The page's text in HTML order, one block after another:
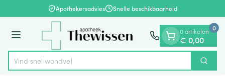
Ga naar de inhoudApothekersadvies Snelle beschikbaarheid
Menu
Product, merk, categorie...
Vind sn Zoek
0 artikelen
€ 0,00
0